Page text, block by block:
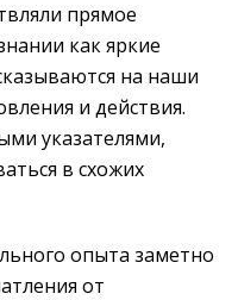
прямое
как яркие
на наши
и действия.
указателями,
в схожих
опыта заметно
от